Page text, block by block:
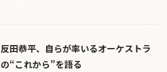
反田恭平、自らが率いるオーケストラ
の“これから”を語る